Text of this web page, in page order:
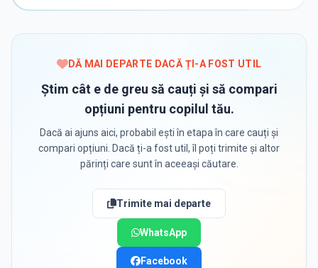
DĂ MAI DEPARTE DACĂ ȚI-A FOST UTIL
Știm cât e de greu să cauți și să compari
opțiuni pentru copilul tău.
Dacă ai ajuns aici, probabil ești în etapa în care cauți și
compari opțiuni. Dacă ți-a fost util, îl poți trimite și altor
părinți care sunt în aceeași căutare.
Trimite mai departe
WhatsApp
Facebook